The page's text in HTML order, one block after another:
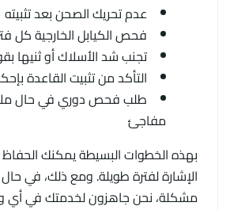
عدم تحريك الصحن بعد تثبيته
فحص الكيابل الخارجية كل
تجنب شد الأسلاك أو ثنيها
التأكد من تثبيت القاعدة
طلب فحص دوري في حال
مفاجئ
بهذه الخطوات البسيطة يمكنك
الإشارة لفترة طويلة. ومع ذلك، في
مشكلة، نحن جاهزون لخدمتك في أي